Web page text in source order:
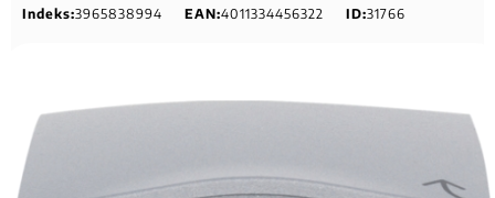
Indeks:3965838994 EAN:4011334456322 ID:31766